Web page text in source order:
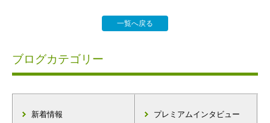
一覧へ戻る
ブログカテゴリー
新着情報 プレミアムインタビュー